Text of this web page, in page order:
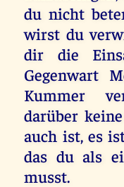
du nicht
wirst du
dir die
Gegenwart
Kummer
darüber
auch ist, es
das du als
musst.